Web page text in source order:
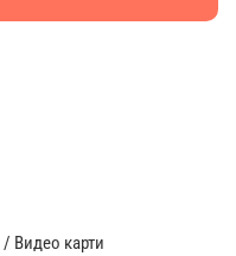
/ Видео карти